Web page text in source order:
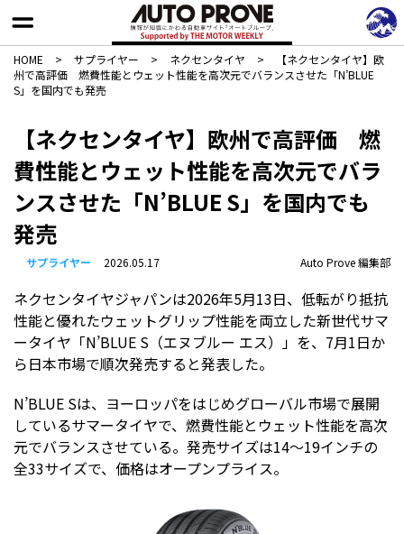
HOME > サプライヤー > ネクセンタイヤ >
【ネクセンタイヤ】欧
州で高評価 燃費性能とウェット性能を高次元でバランスさせた「N’BLUE
S」を国内でも発売
【ネクセンタイヤ】欧州で高評価 燃
費性能とウェット性能を高次元でバラ
ンスさせた「N’BLUE S」を国内でも
発売
サプライヤー 2026.05.17 Auto Prove 編集部
ネクセンタイヤジャパンは2026年5月13日、低転がり抵抗
性能と優れたウェットグリップ性能を両立した新世代サマ
ータイヤ「N’BLUE S（エヌブルー エス）」を、7月1日か
ら日本市場で順次発売すると発表した。
N’BLUE Sは、ヨーロッパをはじめグローバル市場で展開
しているサマータイヤで、燃費性能とウェット性能を高次
元でバランスさせている。発売サイズは14〜19インチの
全33サイズで、価格はオープンプライス。